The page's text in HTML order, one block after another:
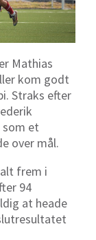
Mathias
kom godt
Straks efter
et
over mål.
frem i
94
at heade